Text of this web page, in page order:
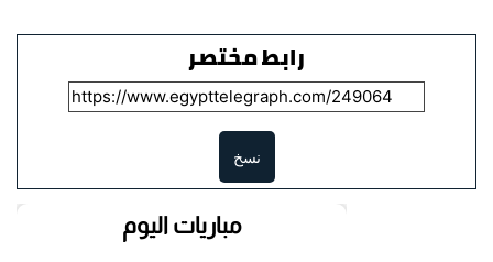
رابط مختصر
نسخ